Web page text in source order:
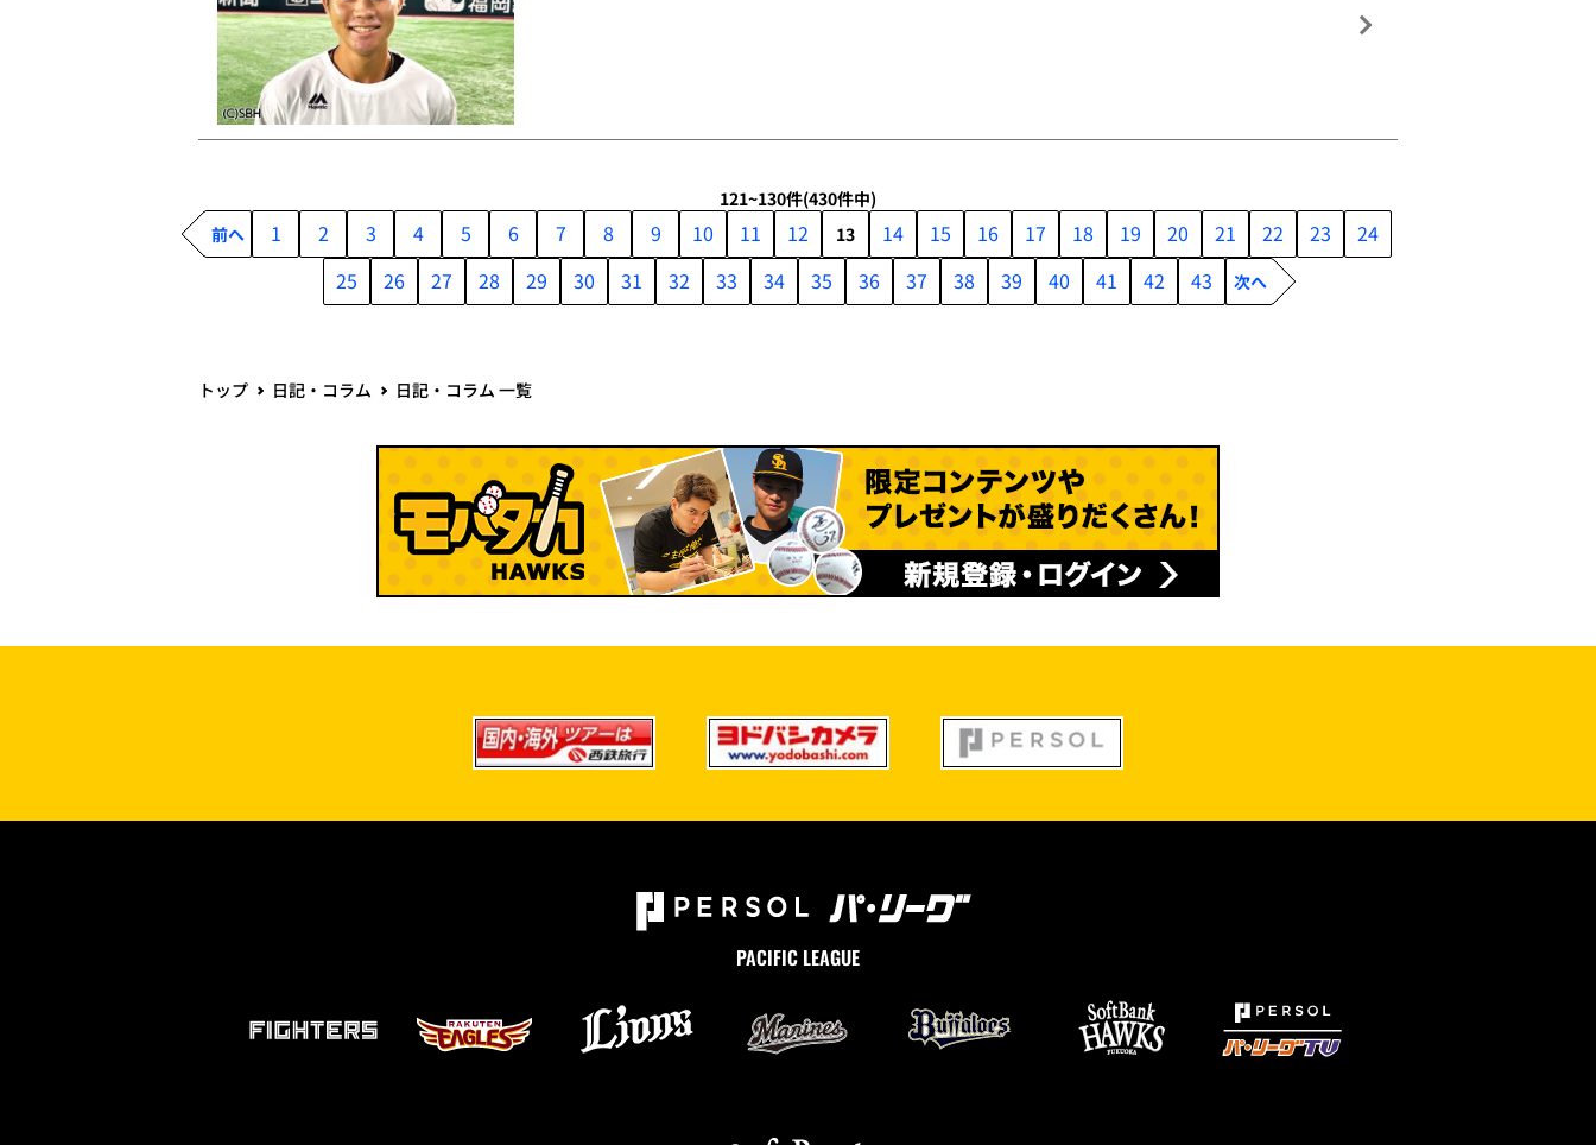
121~130件(430件中)
前へ
1 2 3 4 5 6 7 8 9 10 11 12 13 14 15 16 17 18 19 20 21 22 23
24
25
26 27 28 29 30 31 32 33 34 35 36 37 38 39 40 41 42 43 次へ
トップ 日記・コラム 日記・コラム 一覧
PACIFIC LEAGUE